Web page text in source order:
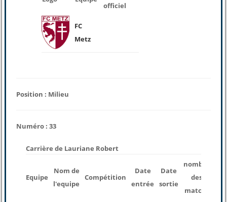
officiel
FC
Metz
Position : Milieu
Numéro : 33
Carrière de Lauriane Robert
Equipe
Nom de
l'equipe
Compétition
Date
entrée
Date
sortie
nombre
des
matchs